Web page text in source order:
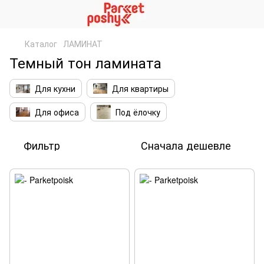
Каталог ЛАМИНАТ
Темный тон ламината
Для кухни
Для квартиры
Для офиса
Под ёлочку
Фильтр Сначала дешевле